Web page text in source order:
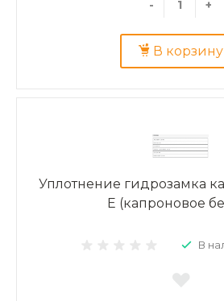
- +
В корзину
Уплотнение гидрозамка
E (капроновое
В